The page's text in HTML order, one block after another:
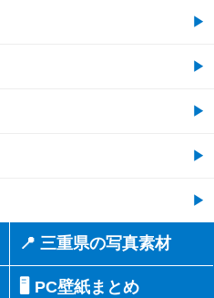
📍 三重県の写真素材
🖥️ PC壁紙まとめ